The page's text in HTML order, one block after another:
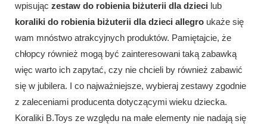
wpisując zestaw do robienia biżuterii dla dzieci lub
koraliki do robienia biżuterii dla dzieci allegro ukaże się
wam mnóstwo atrakcyjnych produktów. Pamiętajcie, że
chłopcy również mogą być zainteresowani taką zabawką
więc warto ich zapytać, czy nie chcieli by również zabawić
się w jubilera. I co najważniejsze, wybieraj zestawy zgodnie
z zaleceniami producenta dotyczącymi wieku dziecka.
Koraliki B.Toys ze względu na małe elementy nie nadają się